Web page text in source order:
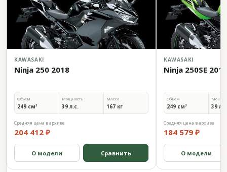
KAWASAKI
Ninja 250 2018
Объём
249 см³
Мощность
39 л.с.
Масса
167 кг
Средняя цена в архиве
204 412 ₽
О модели Сравнить
KAWASAKI
Ninja 250SE 2018
Объём
249 см³ 39
Средняя цена в архиве
184 579 ₽
О модели